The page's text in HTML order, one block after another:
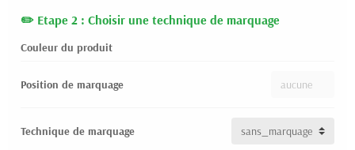
Etape 2 : Choisir une technique de marquage
Couleur du produit
Position de marquage
Technique de marquage